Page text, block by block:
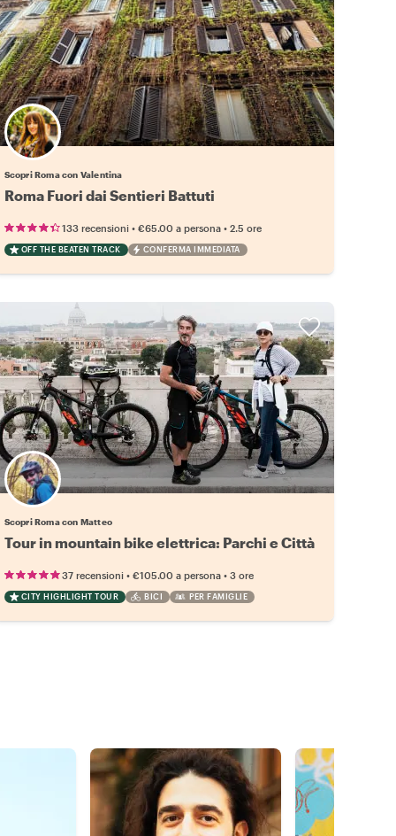
Scopri Roma con Valentina
Roma Fuori dai Sentieri Battuti
133 recensioni• €65.00 a persona• 2.5 ore
OFF THE BEATEN TRACK CONFERMA IMMEDIATA
Scopri Roma con Matteo
Tour in mountain bike elettrica: Parchi e Città
37 recensioni• €105.00 a persona• 3 ore
CITY HIGHLIGHT TOUR BICI PER FAMIGLIE